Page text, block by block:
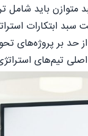
باید شامل
ابتکارات
حد بر پروژه‌های
تیم‌های